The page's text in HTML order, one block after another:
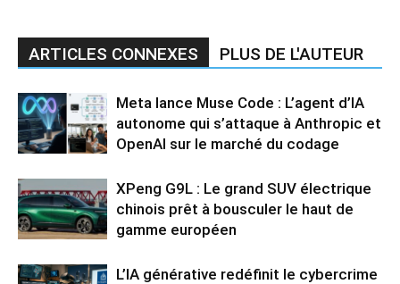
ARTICLES CONNEXES PLUS DE L'AUTEUR
Meta lance Muse Code : L’agent d’IA
autonome qui s’attaque à Anthropic et
OpenAI sur le marché du codage
XPeng G9L : Le grand SUV électrique
chinois prêt à bousculer le haut de
gamme européen
L’IA générative redéfinit le cybercrime